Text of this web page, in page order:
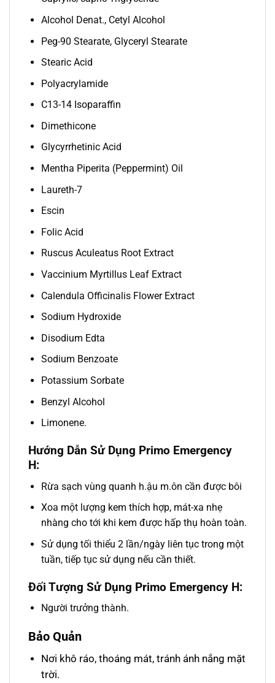
Alcohol Denat., Cetyl Alcohol
Peg-90 Stearate, Glyceryl Stearate
Stearic Acid
Polyacrylamide
C13-14 Isoparaffin
Dimethicone
Glycyrrhetinic Acid
Mentha Piperita (Peppermint) Oil
Laureth-7
Escin
Folic Acid
Ruscus Aculeatus Root Extract
Vaccinium Myrtillus Leaf Extract
Calendula Officinalis Flower Extract
Sodium Hydroxide
Disodium Edta
Sodium Benzoate
Potassium Sorbate
Benzyl Alcohol
Limonene.
Hướng Dẫn Sử Dụng Primo Emergency
H:
Rừa sạch vùng quanh h.ậu m.ôn cần được bôi
Xoa một lượng kem thích hợp, mát-xa nhẹ
nhàng cho tới khi kem được hấp thụ hoàn toàn.
Sử dụng tối thiểu 2 lần/ngày liên tục trong một
tuần, tiếp tục sử dụng nếu cần thiết.
Đối Tượng Sử Dụng Primo Emergency H:
Người trưởng thành.
Bảo Quản
Nơi khô ráo, thoáng mát, tránh ánh nắng mặt
trời.